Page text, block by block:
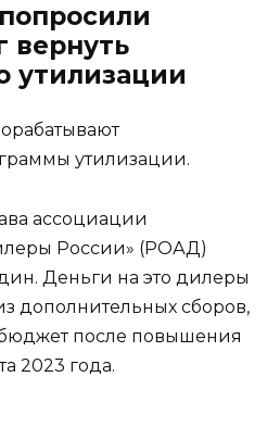
вернуть
утилизации
утилизации.
ассоциации
России» (РОАД)
Деньги на это дилеры
дополнительных сборов,
бюджет после повышения
2023 года.